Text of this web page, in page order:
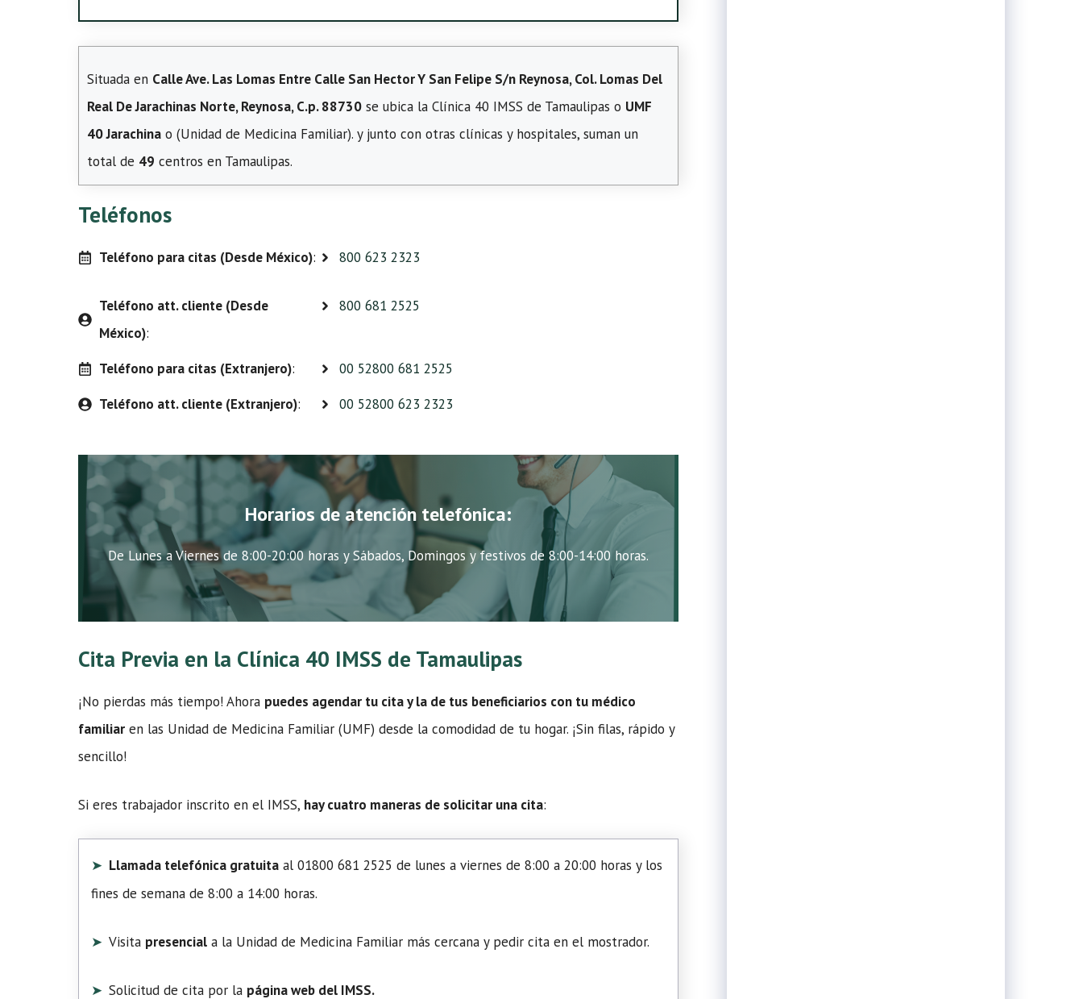
Situada en Calle Ave. Las Lomas Entre Calle San Hector Y San Felipe S/n Reynosa, Col. Lomas Del
Real De Jarachinas Norte, Reynosa, C.p. 88730 se ubica la Clínica 40 IMSS de Tamaulipas o UMF
40 Jarachina o (Unidad de Medicina Familiar). y junto con otras clínicas y hospitales, suman un
total de 49 centros en Tamaulipas.
Teléfonos
Teléfono para citas (Desde México): 800 623 2323
Teléfono att. cliente (Desde
México):
800 681 2525
Teléfono para citas (Extranjero):
00 52800 681 2525
Teléfono att. cliente (Extranjero): 00 52800 623 2323
Horarios de atención telefónica:
De Lunes a Viernes de 8:00-20:00 horas y Sábados, Domingos y festivos de 8:00-14:00 horas.
Cita Previa en la Clínica 40 IMSS de Tamaulipas
¡No pierdas más tiempo! Ahora puedes agendar tu cita y la de tus beneficiarios con tu médico
familiar en las Unidad de Medicina Familiar (UMF) desde la comodidad de tu hogar. ¡Sin filas, rápido y
sencillo!
Si eres trabajador inscrito en el IMSS, hay cuatro maneras de solicitar una cita:
Llamada telefónica gratuita al 01800 681 2525 de lunes a viernes de 8:00 a 20:00 horas y los
fines de semana de 8:00 a 14:00 horas.
Visita presencial a la Unidad de Medicina Familiar más cercana y pedir cita en el mostrador.
Solicitud de cita por la página web del IMSS.